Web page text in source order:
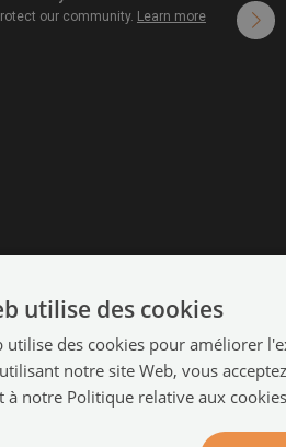
utilise des cookies
utilise des cookies pour améliorer
notre site Web, vous
à notre Politique relative aux